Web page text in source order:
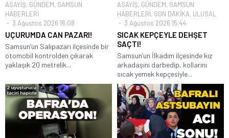
ASAYİŞ, GÜNDEM, SAMSUN
HABERLERİ
3 Ağustos 2026 16:08
UÇURUMDA CAN PAZARI!
Samsun’un Salıpazarı ilçesinde bir
otomobil kontrolden çıkarak
yaklaşık 20 metrelik...
ASAYİŞ, GÜNDEM, SAMSUN
HABERLERİ, SON DAKİKA, ULUSAL
3 Ağustos 2026 15:44
SICAK KEPÇEYLE DEHŞET
SAÇTI!
Samsun’un İlkadım ilçesinde kız
arkadaşını darbedip, kollarını
sıcak yemek kepçesiyle...